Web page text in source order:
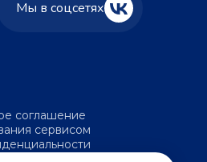
Мы в соцсетях
соглашение
сервисом